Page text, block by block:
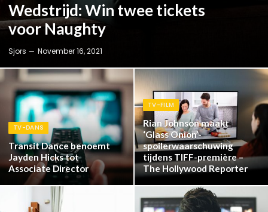
Wedstrijd: Win twee tickets
voor Naughty
Sjors November 16, 2021
TV-DANS
Transit Dance benoemt
Jayden Hicks tot
Associate Director
TV-FILM
Rian Johnson maakt
‘Glass Onion’-
spoilerwaarschuwing
tijdens TIFF-première –
The Hollywood Reporter